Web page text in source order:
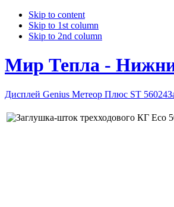
Skip to content
Skip to 1st column
Skip to 2nd column
Мир Тепла -
Дисплей Genius Метеор Плюс ST 56024